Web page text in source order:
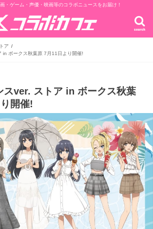
・ゲーム・声優・映画等のコラボニュースをお届け！
search
ア
in ボークス秋葉原 7月11日より開催!
スver. ストア in ボークス秋葉
開催!